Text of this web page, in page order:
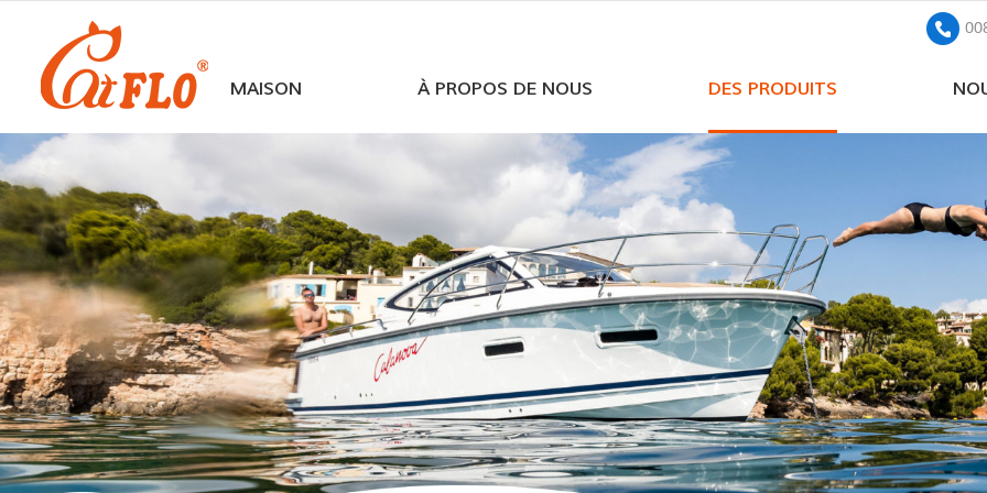
MAISON À PROPOS DE NOUS DES PRODUITS